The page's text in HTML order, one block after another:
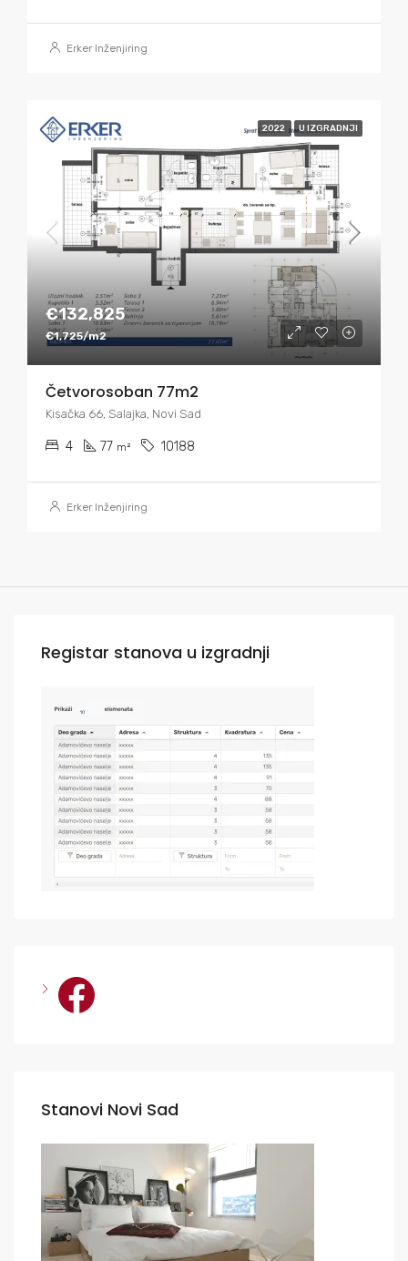
Erker Inženjiring
2022 U IZGRADNJI
€132,825
€1,725/m2
Četvorosoban 77m2
Kisačka 66, Salajka, Novi Sad
4 77 m² 10188
Erker Inženjiring
Registar stanova u izgradnji
Facebook
Stanovi Novi Sad